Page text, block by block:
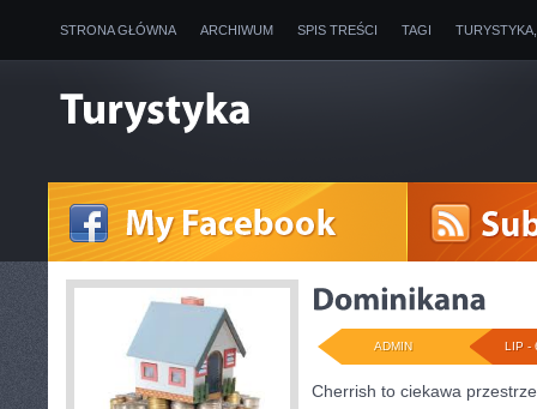
STRONA GŁÓWNA ARCHIWUM SPIS TREŚCI TAGI
LIP -
ADMIN
Cherrish to ciekawa